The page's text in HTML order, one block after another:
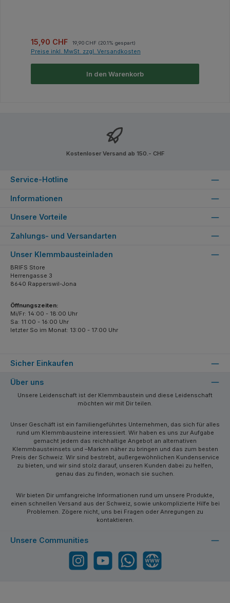
Verkaufspreis:
15,90 CHF Regulärer Preis:
19,90 CHF (20.1% gespart)
Preise inkl. MwSt. zzgl. Versandkosten
In den Warenkorb
Kostenloser Versand ab 150.- CHF
Service-Hotline
Informationen
Unsere Vorteile
Zahlungs- und Versandarten
Sicher Einkaufen
Unser Klemmbausteinladen
BRIFS Store
Herrengasse 3
8640 Rapperswil-Jona
Öffnungszeiten:
Mi/Fr: 14:00 - 18:00 Uhr
Sa: 11:00 - 16:00 Uhr
letzter So im Monat: 13:00 - 17:00 Uhr
Über uns
Unsere Leidenschaft ist der Klemmbaustein und diese Leidenschaft
möchten wir mit Dir teilen.
Unser Geschäft ist ein familiengeführtes Unternehmen, das sich für alles
rund um Klemmbausteine interessiert. Wir haben es uns zur Aufgabe
gemacht jedem das reichhaltige Angebot an alternativen
Klemmbausteinsets und –Marken näher zu bringen und das zum besten
Preis der Schweiz. Wir sind bestrebt, außergewöhnlichen Kundenservice
zu bieten, und wir sind stolz darauf, unseren Kunden dabei zu helfen,
genau das zu finden, wonach sie suchen.
Wir bieten Dir umfangreiche Informationen rund um unsere Produkte,
einen schnellen Versand aus der Schweiz, sowie unkomplizierte Hilfe bei
Problemen. Zögere nicht, uns bei Fragen oder Anregungen zu
kontaktieren.
Unsere Communities
Instagram YouTube WhatsApp Website